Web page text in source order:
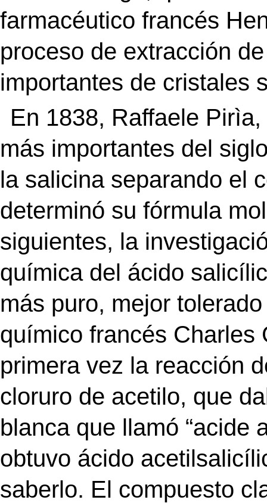
farmacéutico francés
proceso de extracción
importantes de cristales
En 1838, Raffaele
más importantes del
la salicina separando el
determinó su fórmula
siguientes, la
química del ácido
más puro, mejor
químico francés Charles
primera vez la reacción
cloruro de acetilo, que
blanca que llamó “acide
obtuvo ácido
saberlo. El compuesto